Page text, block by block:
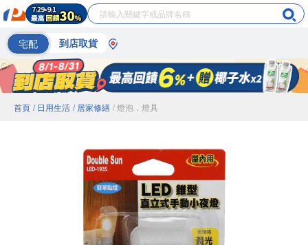
宅配 到店取貨
首頁 / 日用生活 / 居家修繕 / 燈泡．燈具